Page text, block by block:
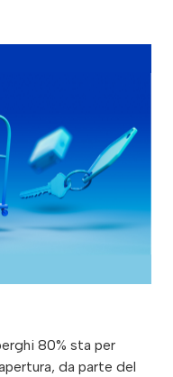
80% sta per
da parte del